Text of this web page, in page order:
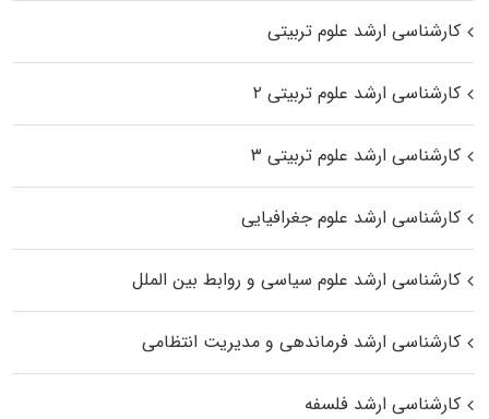
کارشناسی ارشد علوم تربیتی
کارشناسی ارشد علوم تربیتی ۲
کارشناسی ارشد علوم تربیتی ۳
کارشناسی ارشد علوم جغرافیایی
کارشناسی ارشد علوم سیاسی و روابط بین الملل
کارشناسی ارشد فرماندهی و مدیریت انتظامی
کارشناسی ارشد فلسفه